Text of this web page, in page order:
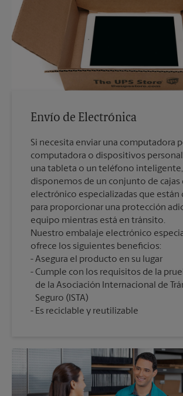
Envío de Electrónica
Si necesita enviar una computadora
computadora o dispositivos
una tableta o un teléfono inteligente,
disponemos de un conjunto de cajas
electrónico especializadas que están
para proporcionar una protección
equipo mientras está en tránsito.
Nuestro embalaje electrónico
ofrece los siguientes beneficios:
Asegura el producto en su lugar
Cumple con los requisitos de la
de la Asociación Internacional de
Seguro (ISTA)
Es reciclable y reutilizable